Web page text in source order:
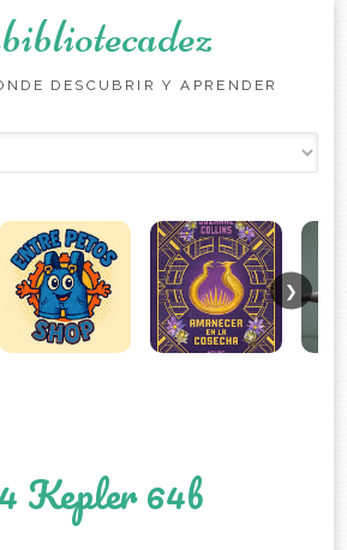
DESCUBRIR Y APRENDER
❯
Kepler 64b